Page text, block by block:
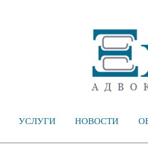
УСЛУГИ НОВОСТИ